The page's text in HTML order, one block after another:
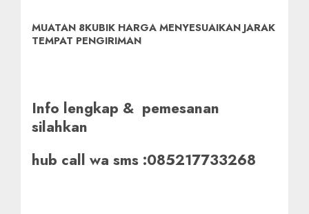
MUATAN 8KUBIK HARGA MENYESUAIKAN JARAK
TEMPAT PENGIRIMAN
Info lengkap & pemesanan
silahkan
hub call wa sms :085217733268